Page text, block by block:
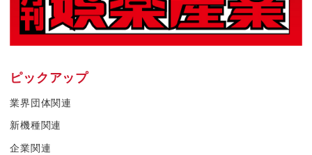
ピックアップ
業界団体関連
新機種関連
企業関連